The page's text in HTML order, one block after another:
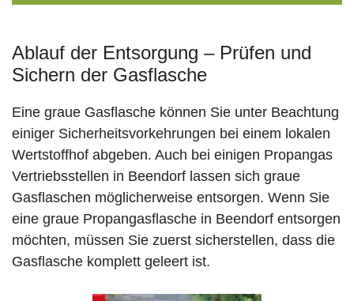
Ablauf der Entsorgung – Prüfen und
Sichern der Gasflasche
Eine graue Gasflasche können Sie unter Beachtung
einiger Sicherheitsvorkehrungen bei einem lokalen
Wertstoffhof abgeben. Auch bei einigen Propangas
Vertriebsstellen in Beendorf lassen sich graue
Gasflaschen möglicherweise entsorgen. Wenn Sie
eine graue Propangasflasche in Beendorf entsorgen
möchten, müssen Sie zuerst sicherstellen, dass die
Gasflasche komplett geleert ist.